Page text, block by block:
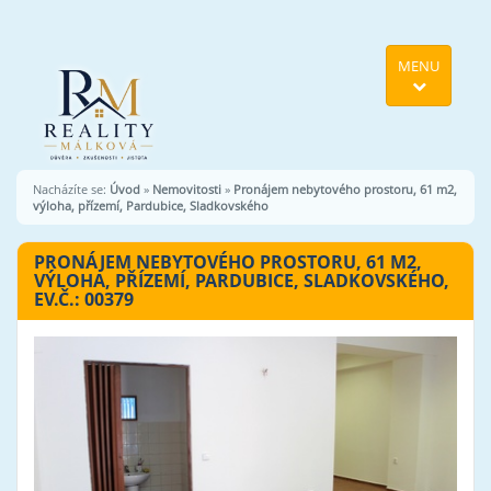
MENU
Nacházíte se: Úvod » Nemovitosti » Pronájem nebytového prostoru, 61 m2,
výloha, přízemí, Pardubice, Sladkovského
PRONÁJEM NEBYTOVÉHO PROSTORU, 61 M2,
VÝLOHA, PŘÍZEMÍ, PARDUBICE, SLADKOVSKÉHO,
EV.Č.: 00379